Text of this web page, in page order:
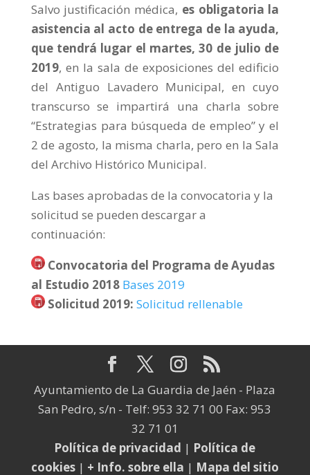
Salvo justificación médica, es obligatoria la
asistencia al acto de entrega de la ayuda,
que tendrá lugar el martes, 30 de julio de
2019, en la sala de exposiciones del edificio
del Antiguo Lavadero Municipal, en cuyo
transcurso se impartirá una charla sobre
“Estrategias para búsqueda de empleo” y el
2 de agosto, la misma charla, pero en la Sala
del Archivo Histórico Municipal.
Las bases aprobadas de la convocatoria y la
solicitud se pueden descargar a
continuación:
Convocatoria del Programa de Ayudas
al Estudio 2018 Bases 2019
Solicitud 2019: Solicitud rellenable
Ayuntamiento de La Guardia de Jaén - Plaza
San Pedro, s/n - Telf: 953 32 71 00 Fax: 953
32 71 01
Política de privacidad | Política de
cookies| + Info. sobre ella | Mapa del sitio